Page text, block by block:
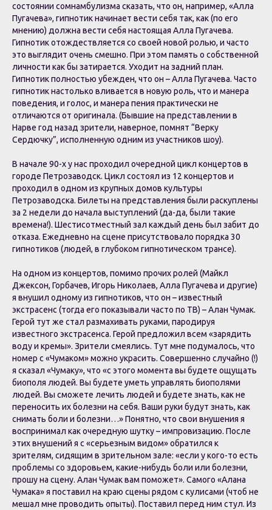
состоянии сомнамбулизма сказать, что он, например, «Алла
Пугачева», гипнотик начинает вести себя так, как (по его
мнению) должна вести себя настоящая Алла Пугачева.
Гипнотик отождествляется со своей новой ролью, и часто
это выглядит очень смешно. При этом память о собственной
личности как бы затирается. Уходит на задний план.
Гипнотик полностью убежден, что он – Алла Пугачева. Часто
гипнотик настолько вливается в новую роль, что и манера
поведения, и голос, и манера пения практически не
отличаются от оригинала. (Бывшие на представлении в
Нарве год назад зрители, наверное, помнят “Верку
Сердючку”, исполненную одним из участников шоу).
В начале 90-х у нас проходил очередной цикл концертов в
городе Петрозаводск. Цикл состоял из 12 концертов и
проходил в одном из крупных домов культуры
Петрозаводска. Билеты на представления были раскуплены
за 2 недели до начала выступлений (да-да, были такие
времена!). Шестисотместный зал каждый день был забит до
отказа. Ежедневно на сцене присутствовало порядка 30
гипнотиков (людей, в глубоком гипнотическом трансе).
На одном из концертов, помимо прочих ролей (Майкл
Джексон, Горбачев, Игорь Николаев, Алла Пугачева и другие)
я внушил одному из гипнотиков, что он – известный
экстрасенс (тогда его показывали часто по ТВ) – Алан Чумак.
Герой тут же стал размахивать руками, пародируя
известного экстрасенса. Герой предложил всем «зарядить
воду и кремы». Зрители смеялись. Тут мне подумалось, что
номер с «Чумаком» можно украсить. Совершенно случайно (!)
я сказал «Чумаку», что «с этого момента вы будете ощущать
биополя людей. Вы будете уметь управлять биополями
людей. Вы сможете лечить людей и будете знать, как не
переносить их болезни на себя. Ваши руки будут знать, как
снимать боли и болезни…» Понятно, что свои внушения я
воспринимал как очередную шутку – импровизацию. После
этих внушений я с «серьезным видом» обратился к
зрителям, сидящим в зрительном зале: «если у кого-то есть
проблемы со здоровьем, какие-нибудь боли или болезни,
прошу на сцену. Алан Чумак вам поможет». Самого «Алана
Чумака» я поставил на краю сцены рядом с кулисами (чтоб не
мешал мне проводить опыты). Поставил перед ним стул. Из